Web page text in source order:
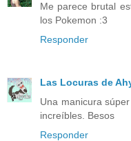
Me parece brutal
los Pokemon :3
Responder
Las Locuras de
Una manicura
increíbles. Besos
Responder